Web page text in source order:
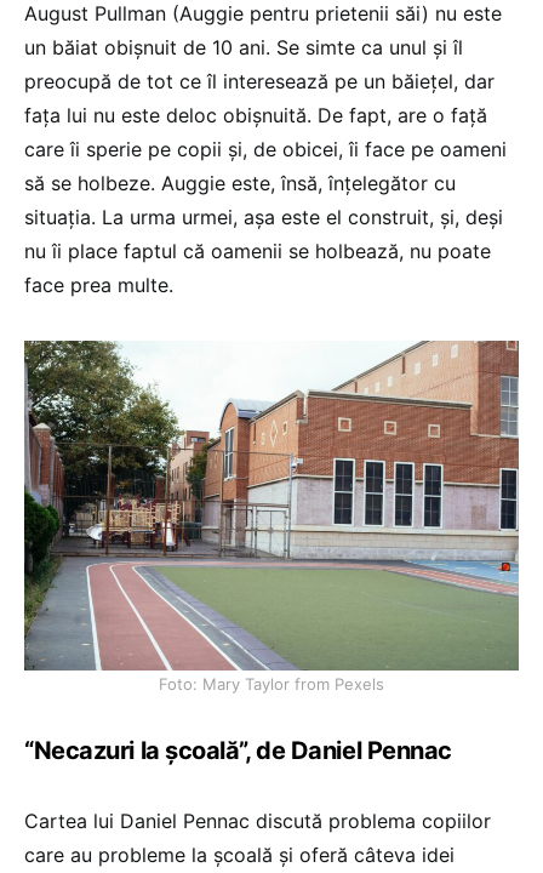
August Pullman (Auggie pentru prietenii săi) nu este
un băiat obișnuit de 10 ani. Se simte ca unul și îl
preocupă de tot ce îl interesează pe un băiețel, dar
fața lui nu este deloc obișnuită. De fapt, are o față
care îi sperie pe copii și, de obicei, îi face pe oameni
să se holbeze. Auggie este, însă, înțelegător cu
situația. La urma urmei, așa este el construit, și, deși
nu îi place faptul că oamenii se holbează, nu poate
face prea multe.
Foto: Mary Taylor from Pexels
“Necazuri la școală”, de Daniel Pennac
Cartea lui Daniel Pennac discută problema copiilor
care au probleme la școală și oferă câteva idei